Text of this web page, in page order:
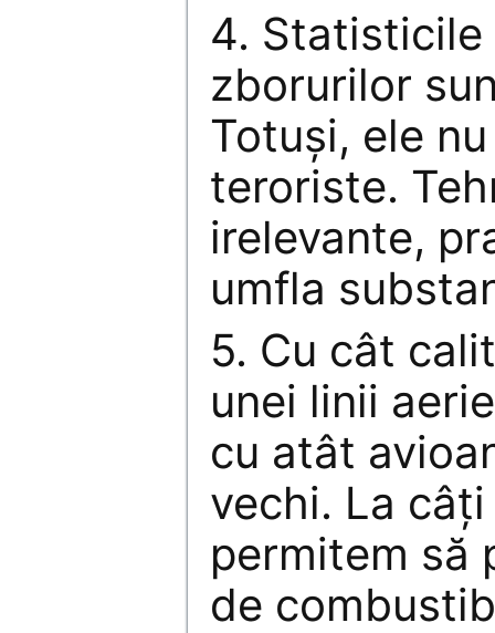
4.
zborurilor
Totuşi, ele
teroriste.
irelevante,
umfla
5. Cu cât
unei linii
cu atât
vechi. La
permitem să
de